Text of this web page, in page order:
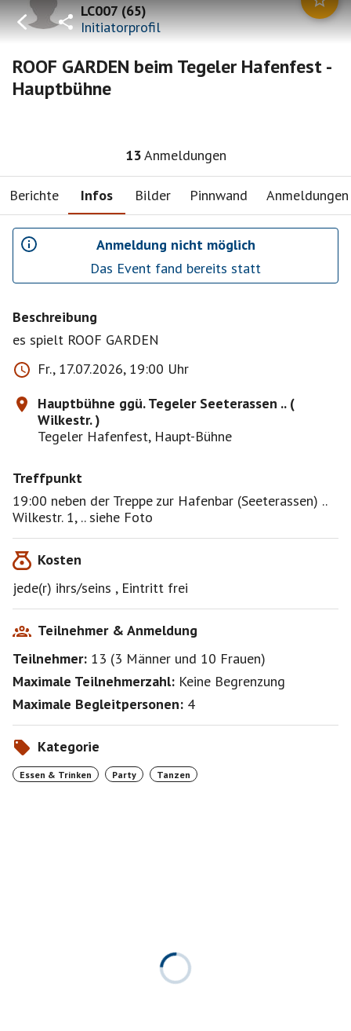
LC007(65)
Initiatorprofil
ROOF GARDEN beim Tegeler Hafenfest -
Hauptbühne
13Anmeldungen
Berichte Infos Bilder Pinnwand Anmeldungen
Anmeldung nicht möglich
Das Event fand bereits statt
Beschreibung
es spielt ROOF GARDEN
Fr., 17.07.2026, 19:00 Uhr
Hauptbühne ggü. Tegeler Seeterassen .. (
Wilkestr. )
Tegeler Hafenfest, Haupt-Bühne
Treffpunkt
19:00 neben der Treppe zur Hafenbar (Seeterassen) ..
Wilkestr. 1, .. siehe Foto
Kosten
jede(r) ihrs/seins , Eintritt frei
Teilnehmer & Anmeldung
Teilnehmer: 13 (3 Männer und 10 Frauen)
Maximale Teilnehmerzahl: Keine Begrenzung
Maximale Begleitpersonen: 4
Kategorie
Essen & Trinken Party Tanzen